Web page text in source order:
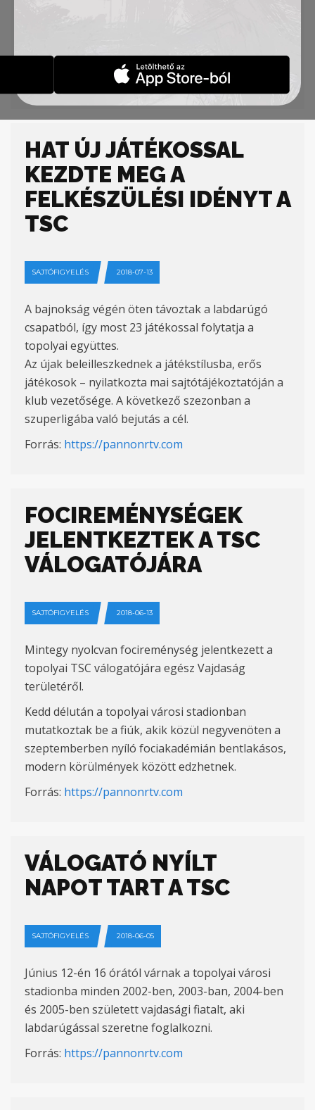
labdarúgó klub közreműködésével valósul meg.
pannonrtv.com
HAT ÚJ JÁTÉKOSSAL
KEZDTE MEG A
FELKÉSZÜLÉSI IDÉNYT A
TSC
SAJTÓFIGYELÉS 2018-07-13
A bajnokság végén öten távoztak a labdarúgó
csapatból, így most 23 játékossal folytatja a
topolyai együttes.
Az újak beleilleszkednek a játékstílusba, erős
játékosok – nyilatkozta mai sajtótájékoztatóján a
klub vezetősége. A következő szezonban a
szuperligába való bejutás a cél.
Forrás: https://pannonrtv.com
FOCIREMÉNYSÉGEK
JELENTKEZTEK A TSC
VÁLOGATÓJÁRA
SAJTÓFIGYELÉS 2018-06-13
Mintegy nyolcvan focireménység jelentkezett a
topolyai TSC válogatójára egész Vajdaság
területéről.
Kedd délután a topolyai városi stadionban
mutatkoztak be a fiúk, akik közül negyvenöten a
szeptemberben nyíló fociakadémián bentlakásos,
modern körülmények között edzhetnek.
Forrás: https://pannonrtv.com
VÁLOGATÓ NYÍLT
NAPOT TART A TSC
SAJTÓFIGYELÉS 2018-06-05
Június 12-én 16 órától várnak a topolyai városi
stadionba minden 2002-ben, 2003-ban, 2004-ben
és 2005-ben született vajdasági fiatalt, aki
labdarúgással szeretne foglalkozni.
Forrás: https://pannonrtv.com